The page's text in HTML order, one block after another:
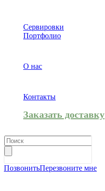
Сервировки
Портфолио
О нас
Контакты
Заказать доставку
ПозвонитьПерезвоните мне